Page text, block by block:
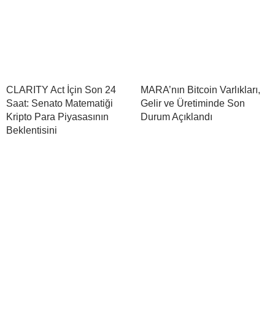
CLARITY Act İçin Son 24
Saat: Senato Matematiği
Kripto Para Piyasasının
Beklentisini
MARA’nın Bitcoin Varlıkları,
Gelir ve Üretiminde Son
Durum Açıklandı